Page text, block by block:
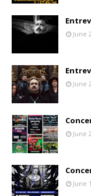
June
June
June
June